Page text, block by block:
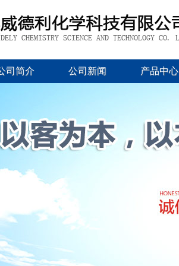
司简介 公司新闻 产品中心